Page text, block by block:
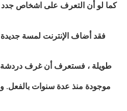
كما لو أن التعرف على اشخاص
فقد أضاف الإنترنت لمسة جديدة
طويلة ، فستعرف أن غرف دردشة
موجودة منذ عدة سنوات